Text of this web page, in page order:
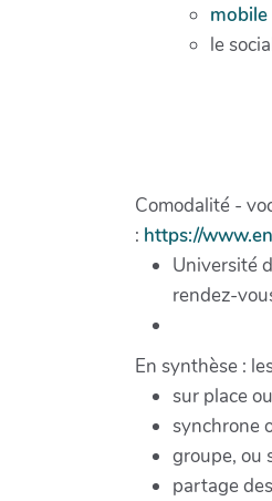
le
Comodalité -
: https://
Université
rendez-
En synthèse :
sur place
synchrone
groupe, ou
partage